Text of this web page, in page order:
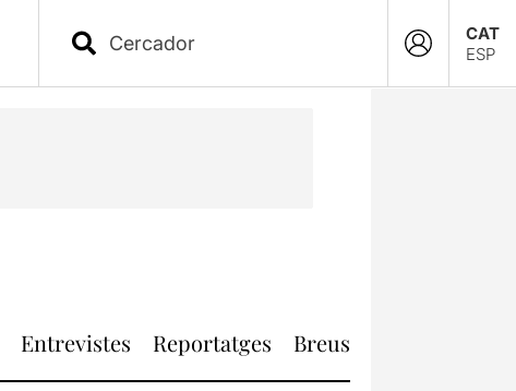
CAT
ESP
Entrevistes Reportatges Breus